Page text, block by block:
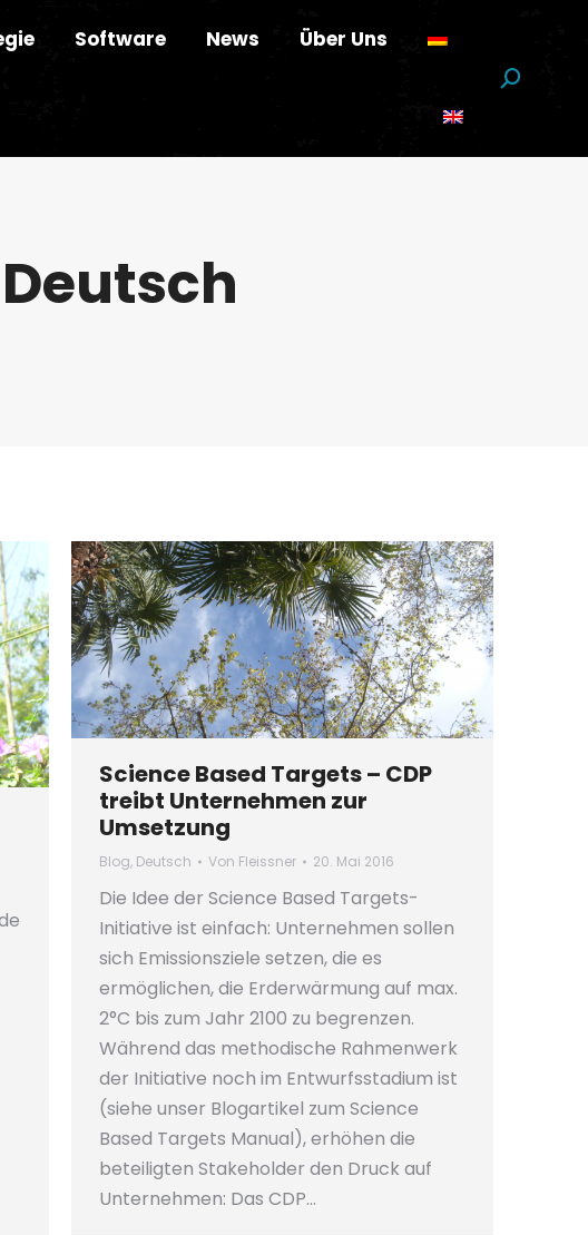
Software News Über Uns
Suchen:
Deutsch
Science Based Targets – CDP
treibt Unternehmen zur
Umsetzung
Blog, Deutsch Von Fleissner 20. Mai 2016
Die Idee der Science Based Targets-
Initiative ist einfach: Unternehmen sollen
sich Emissionsziele setzen, die es
ermöglichen, die Erderwärmung auf max.
2°C bis zum Jahr 2100 zu begrenzen.
Während das methodische Rahmenwerk
der Initiative noch im Entwurfsstadium ist
(siehe unser Blogartikel zum Science
Based Targets Manual), erhöhen die
beteiligten Stakeholder den Druck auf
Unternehmen: Das CDP…